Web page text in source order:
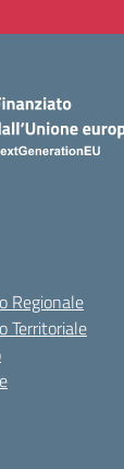
Regionale
Territoriale